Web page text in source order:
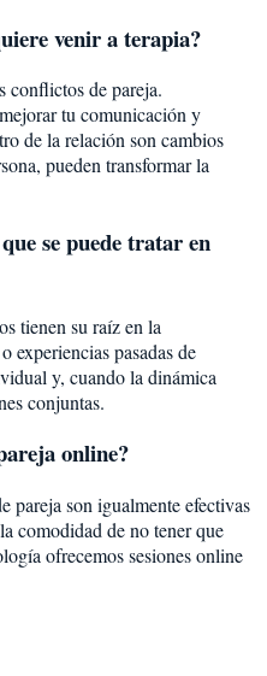
venir a terapia?
conflictos de pareja.
tu comunicación y
de la relación son cambios
pueden transformar la
se puede tratar en
tienen su raíz en la
experiencias pasadas de
y, cuando la dinámica
conjuntas.
online?
pareja son igualmente efectivas
comodidad de no tener que
ofrecemos sesiones online